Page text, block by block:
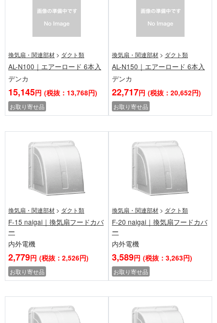
換気扇・関連部材 > ダクト類
AL-N100｜エアーロード 6本入
デンカ
15,145円 (税抜：13,768円)
お取り寄せ品
換気扇・関連部材 > ダクト類
AL-N150｜エアーロード 6本入
デンカ
22,717円 (税抜：20,652円)
お取り寄せ品
換気扇・関連部材 > ダクト類
F-15 naigai｜換気扇フードカバ
ー
内外電機
2,779円 (税抜：2,526円)
お取り寄せ品
換気扇・関連部材 > ダクト類
F-20 naigai｜換気扇フードカバ
ー
内外電機
3,589円 (税抜：3,263円)
お取り寄せ品